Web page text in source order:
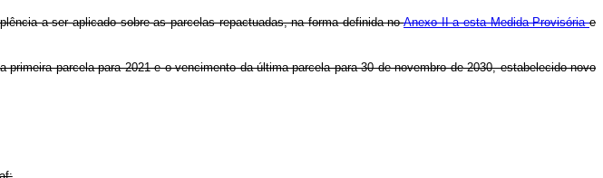
a ser aplicado sobre as parcelas repactuadas, na forma definida noAnexo II a esta Medida Provisóriae
parcela para 2021 e o vencimento da última parcela para 30 de novembro de 2030, estabelecido novo